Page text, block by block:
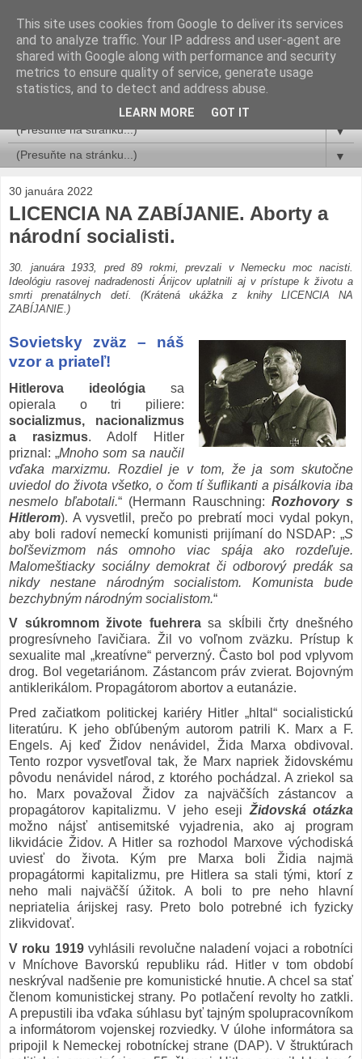
Licencia na zabíjanie
Dariusz Żuk-Olszewski
ukážky z knihy
▼
▼
30 januára 2022
LICENCIA NA ZABÍJANIE. Aborty a
národní socialisti.
30. januára 1933, pred 89 rokmi, prevzali v Nemecku moc nacisti.
Ideológiu rasovej nadradenosti Árijcov uplatnili aj v prístupe k životu a
smrti prenatálnych detí. (Krátená ukážka z knihy LICENCIA NA
ZABÍJANIE.)
Sovietsky zväz – náš
vzor a priateľ!
Hitlerova ideológiasa
opierala o tri piliere:
socializmus, nacionalizmus
a rasizmus. Adolf Hitler
priznal: „Mnoho som sa naučil
vďaka marxizmu. Rozdiel je v tom, že ja som skutočne
uviedol do života všetko, o čom tí šuflikanti a pisálkovia iba
nesmelo bľabotali.“ (Hermann Rauschning: Rozhovory s
Hitlerom). A vysvetlil, prečo po prebratí moci vydal pokyn,
aby boli radoví nemeckí komunisti prijímaní do NSDAP: „S
boľševizmom nás omnoho viac spája ako rozdeľuje.
Malomeštiacky sociálny demokrat či odborový predák sa
nikdy nestane národným socialistom. Komunista bude
bezchybným národným socialistom.“
V súkromnom živote fuehrerasa skĺbili črty dnešného
progresívneho ľavičiara. Žil vo voľnom zväzku. Prístup k
sexualite mal „kreatívne“ perverzný. Často bol pod vplyvom
drog. Bol vegetariánom. Zástancom práv zvierat. Bojovným
antiklerikálom. Propagátorom abortov a eutanázie.
Pred začiatkom politickej kariéry Hitler „hltal“ socialistickú
literatúru. K jeho obľúbeným autorom patrili K. Marx a F.
Engels. Aj keď Židov nenávidel, Žida Marxa obdivoval.
Tento rozpor vysvetľoval tak, že Marx napriek židovskému
pôvodu nenávidel národ, z ktorého pochádzal. A zriekol sa
ho. Marx považoval Židov za najväčších zástancov a
propagátorov kapitalizmu. V jeho eseji Židovská otázka
možno nájsť antisemitské vyjadrenia, ako aj program
likvidácie Židov. A Hitler sa rozhodol Marxove východiská
uviesť do života. Kým pre Marxa boli Židia najmä
propagátormi kapitalizmu, pre Hitlera sa stali tými, ktorí z
neho mali najväčší úžitok. A boli to pre neho hlavní
nepriatelia árijskej rasy. Preto bolo potrebné ich fyzicky
zlikvidovať.
V roku 1919vyhlásili revolučne naladení vojaci a robotníci
v Mníchove Bavorskú republiku rád. Hitler v tom období
neskrýval nadšenie pre komunistické hnutie. A chcel sa stať
členom komunistickej strany. Po potlačení revolty ho zatkli.
A prepustili iba vďaka súhlasu byť tajným spolupracovníkom
a informátorom vojenskej rozviedky. V úlohe informátora sa
pripojil k Nemeckej robotníckej strane (DAP). V štruktúrach
This site uses cookies from Google to deliver its services
and to analyze traffic. Your IP address and user-agent are
shared with Google along with performance and security
metrics to ensure quality of service, generate usage
statistics, and to detect and address abuse.
LEARN MORE GOT IT